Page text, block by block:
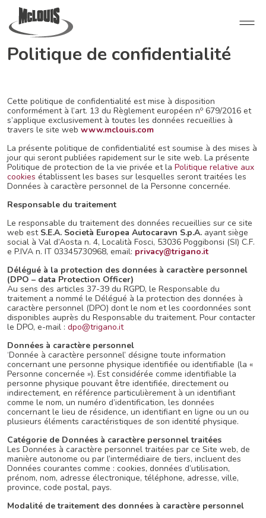
Politique de confidentialité
Cette politique de confidentialité est mise à disposition
conformément à l’art. 13 du Règlement européen no 679/2016 et
s’applique exclusivement à toutes les données recueillies à
travers le site web www.mclouis.com
La présente politique de confidentialité est soumise à des mises à
jour qui seront publiées rapidement sur le site web. La présente
Politique de protection de la vie privée et la Politique relative aux
cookies établissent les bases sur lesquelles seront traitées les
Données à caractère personnel de la Personne concernée.
Responsable du traitement
Le responsable du traitement des données recueillies sur ce site
web estS.E.A. Società Europea Autocaravn S.p.A. ayant siège
social à Val d’Aosta n. 4, Località Fosci, 53036 Poggibonsi (SI) C.F.
e P.IVA n. IT 03345730968, email: privacy@trigano.it
Délégué à la protection des données à caractère personnel
(DPO – data Protection Officer)
Au sens des articles 37-39 du RGPD, le Responsable du
traitement a nommé le Délégué à la protection des données à
caractère personnel (DPO) dont le nom et les coordonnées sont
disponibles auprès du Responsable du traitement. Pour contacter
le DPO, e-mail : dpo@trigano.it
Données à caractère personnel
‘Donnée à caractère personnel’ désigne toute information
concernant une personne physique identifiée ou identifiable (la «
Personne concernée »). Est considérée comme identifiable la
personne physique pouvant être identifiée, directement ou
indirectement, en référence particulièrement à un identifiant
comme le nom, un numéro d’identification, les données
concernant le lieu de résidence, un identifiant en ligne ou un ou
plusieurs éléments caractéristiques de son identité physique.
Catégorie de Données à caractère personnel traitées
Les Données à caractère personnel traitées par ce Site web, de
manière autonome ou par l’intermédiaire de tiers, incluent des
Données courantes comme : cookies, données d’utilisation,
prénom, nom, adresse électronique, téléphone, adresse, ville,
province, code postal, pays.
Modalité de traitement des données à caractère personnel